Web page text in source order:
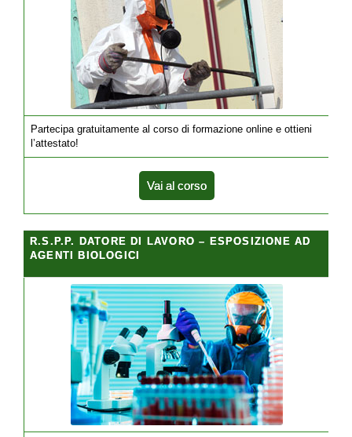
Partecipa gratuitamente al corso di formazione online e ottieni
l’attestato!
Vai al corso
R.S.P.P. DATORE DI LAVORO – ESPOSIZIONE AD
AGENTI BIOLOGICI